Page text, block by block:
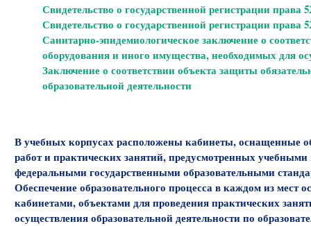
Свидетельство о государственной регистрации права
Свидетельство о государственной регистрации права
Санитарно-эпидемиологическое заключение о
оборудования и иного имущества, необходимых для
Заключение о соответствии объекта защиты
образовательной деятельности
В учебных корпусах расположены кабинеты, оснащенные
работ и практических занятий, предусмотренных
федеральными государственными образовательными
Обеспечение образовательного процесса в каждом из
кабинетами, объектами для проведения практических
осуществления образовательной деятельности по